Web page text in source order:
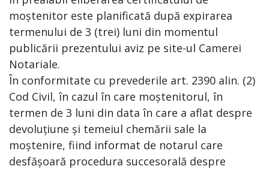
moștenitor este planificată după expirarea
termenului de 3 (trei) luni din momentul
publicării prezentului aviz pe site-ul Camerei
Notariale.
În conformitate cu prevederile art. 2390 alin. (2)
Cod Civil, în cazul în care moștenitorul, în
termen de 3 luni din data în care a aflat despre
devoluțiune și temeiul chemării sale la
moștenire, fiind informat de notarul care
desfășoară procedura succesorală despre